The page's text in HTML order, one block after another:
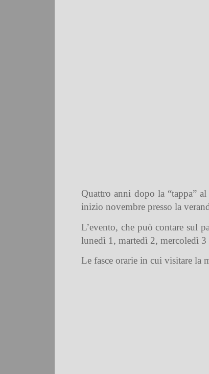
Quattro anni dopo la “tappa”
inizio novembre presso la
L’evento, che può contare sul
lunedì 1, martedì 2, mercoledì
Le fasce orarie in cui visitare la